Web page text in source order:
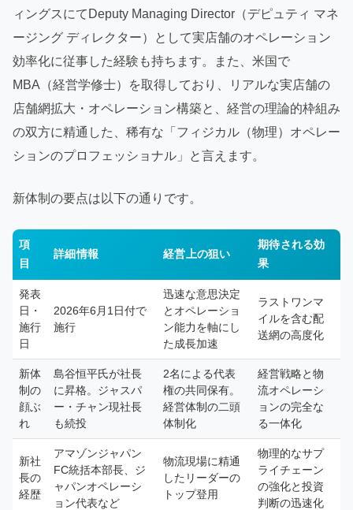
ィングスにてDeputy Managing Director（デピュティ マネ
ージング ディレクター）として実店舗のオペレーション
効率化に従事した経験も持ちます。また、米国で
MBA（経営学修士）を取得しており、リアルな実店舗の
店舗網拡大・オペレーション構築と、経営の理論的枠組み
の双方に精通した、稀有な「フィジカル（物理）オペレー
ションのプロフェッショナル」と言えます。
新体制の要点は以下の通りです。
項
目
詳細情報 経営上の狙い
期待される効
果
発表
日・
施行
日
2026年6月1日付で
施行
迅速な意思決定
とオペレーショ
ン能力を軸にし
た成長加速
ラストワンマ
イルを含む配
送網の高度化
新体
制の
顔ぶ
れ
島谷恒平氏が社長
に昇格。ジャスパ
ー・チャン現社長
も続投
2名による代表
権の共同保有。
経営体制の二頭
体制化
経営戦略と物
流オペレーシ
ョンの完全な
る一体化
新社
長の
経歴
アマゾンジャパン
FC統括本部長、ジ
ャパンオペレーシ
ョン代表など
物流現場に精通
したリーダーの
トップ登用
物理的なサプ
ライチェーン
の強化と投資
判断の迅速化